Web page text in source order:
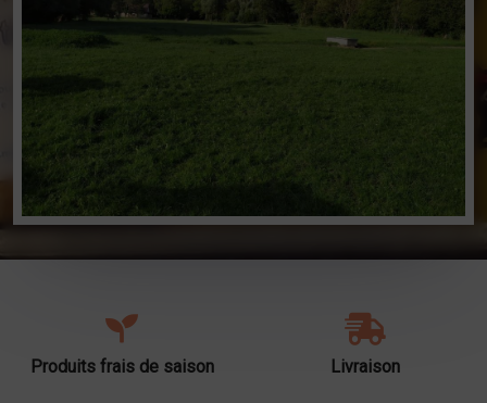
Produits frais de saison Livraison